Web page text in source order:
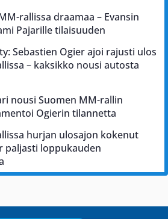
rallissa draamaa – Evansin
Pajarille tilaisuuden
Sebastien Ogier ajoi rajusti ulos
– kaksikko nousi autosta
nousi Suomen MM-rallin
Ogierin tilannetta
hurjan ulosajon kokenut
paljasti loppukauden